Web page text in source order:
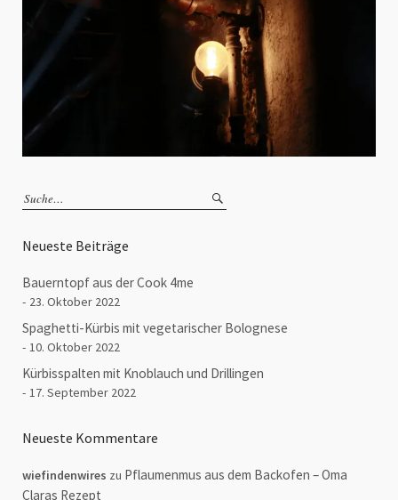
Neueste Beiträge
Bauerntopf aus der Cook 4me
23. Oktober 2022
Spaghetti-Kürbis mit vegetarischer Bolognese
10. Oktober 2022
Kürbisspalten mit Knoblauch und Drillingen
17. September 2022
Neueste Kommentare
wiefindenwires zu Pflaumenmus aus dem Backofen – Oma
Claras Rezept